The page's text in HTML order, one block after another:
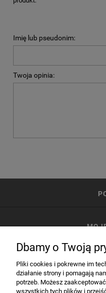
Imię lub pseudonim:
Twoja opinia:
Dbamy o Twoją
Pliki cookies i pokrewne im
działanie strony i pomagają
potrzeb. Możesz
wszystkich tych plików i